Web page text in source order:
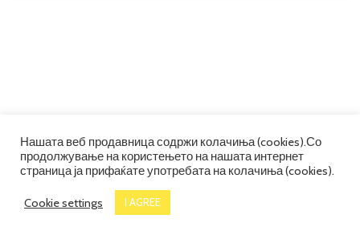
Нашата веб продавница содржи колачиња (cookies).Со
продолжување на користењето на нашата интернет
страница ја прифаќате употребата на колачиња (cookies).
Cookie settings I AGREE